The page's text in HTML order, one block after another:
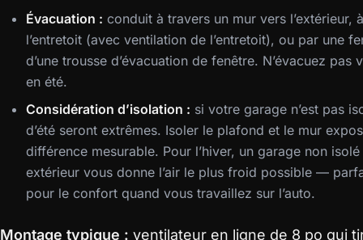
Évacuation : conduit à travers un mur vers l’extérieur,
l’entretoit (avec ventilation de l’entretoit), ou par une
d’une trousse d’évacuation de fenêtre. N’évacuez pas
en été.
Considération d’isolation : si votre garage n’est pas
d’été seront extrêmes. Isoler le plafond et le mur
différence mesurable. Pour l’hiver, un garage non
extérieur vous donne l’air le plus froid possible —
pour le confort quand vous travaillez sur l’auto.
Montage typique : ventilateur en ligne de 8 po qui